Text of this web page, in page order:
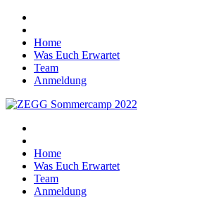
Home
Was Euch Erwartet
Team
Anmeldung
Home
Was Euch Erwartet
Team
Anmeldung